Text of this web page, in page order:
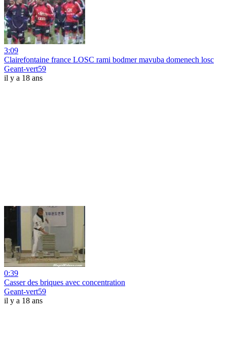
3:09
Clairefontaine france LOSC rami bodmer mavuba domenech losc
Geant-vert59
il y a 18 ans
0:39
Casser des briques avec concentration
Geant-vert59
il y a 18 ans